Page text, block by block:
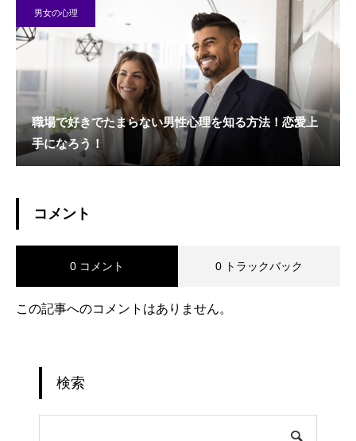
男女の心理
職場で好きでたまらない男性心理を知る方法！恋愛上
手になろう！
コメント
0 コメント 0 トラックバック
この記事へのコメントはありません。
検索